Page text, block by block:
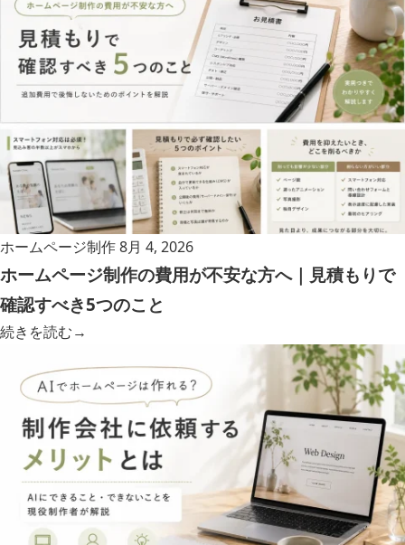
ホームページ制作8月 4, 2026
ホームページ制作の費用が不安な方へ｜見積もりで
確認すべき5つのこと
続きを読む→